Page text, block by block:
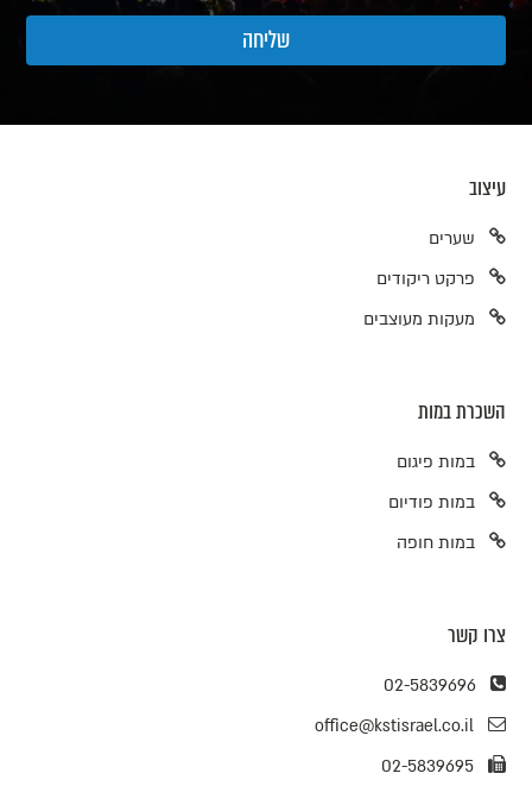
עיצוב
שערים
פרקט ריקודים
מעקות מעוצבים
השכרת במות
במות פיגום
במות פודיום
במות חופה
צרו קשר
02-5839696
office@kstisrael.co.il
02-5839695